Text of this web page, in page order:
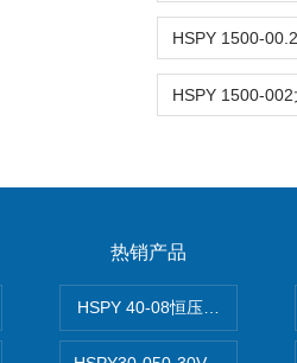
热销产品
HSPY 40-08恒压恒流恒功率